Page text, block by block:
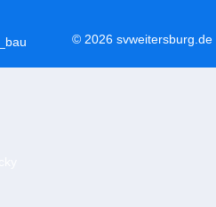
© 2026 svweitersburg.de